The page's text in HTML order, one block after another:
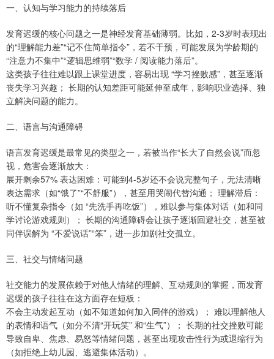
一、认知与学习能力的持续落后
发育迟缓的核心问题之一是神经发育基础薄弱。比如，2-3岁时表现出
的“理解能力差”“记不住简单指令”，若不干预，可能发展为学龄期的
“注意力不集中”“逻辑思维弱”“数学 / 阅读能力落后”。
这类孩子往往难以跟上课堂进度，容易出现 “学习挫败感”，甚至逐渐
丧失学习兴趣； 长期的认知差距可能延伸至成年，影响职业选择、独
立解决问题的能力。
二、语言与沟通障碍
语言发育迟缓是最常见的类型之一，若被当作“长大了自然会说”而忽
视，危害会逐渐放大：
展开剩余57% 表达困难：可能到4-5岁还不会说完整句子，无法清晰
表达需求（如“饿了”“不舒服”），甚至用哭闹代替沟通； 理解滞后：
听不懂复杂指令（如 “先洗手再吃饭”），难以参与集体对话（如和同
学讨论游戏规则）； 长期的沟通障碍会让孩子逐渐回避社交，甚至被
同伴误解为 “不爱说话”“笨”，进一步加剧社交孤立。
三、社交与情绪问题
社交能力的发展依赖于对他人情绪的理解、互动规则的掌握，而发育
迟缓的孩子往往在这方面存在短板：
不会主动发起互动（如不知道如何加入同伴的游戏）； 难以理解他人
的表情和语气（如分不清“开玩笑” 和“生气”）； 长期的社交挫败可能
导致自卑、焦虑、易怒等情绪问题，甚至出现攻击性行为或退缩行为
（如拒绝上幼儿园、逃避集体活动）。